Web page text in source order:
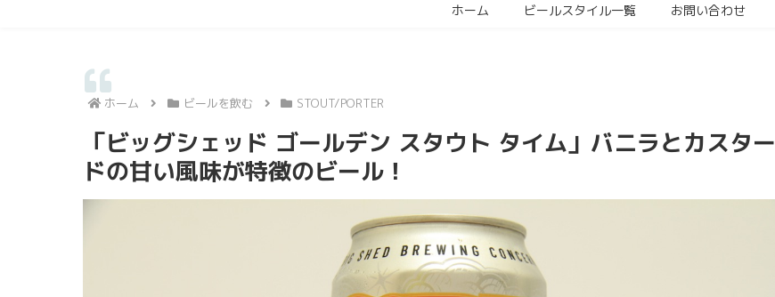
ホーム ビールスタイル一覧 お問い合わせ
ホーム ビールを飲む STOUT/PORTER
「ビッグシェッド ゴールデン スタウト タイム」バニラとカスター
ドの甘い風味が特徴のビール！